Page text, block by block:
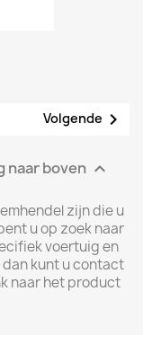
Volgende 
naar boven 
zijn die u
u op zoek naar
voertuig en
dan kunt u contact
naar het product